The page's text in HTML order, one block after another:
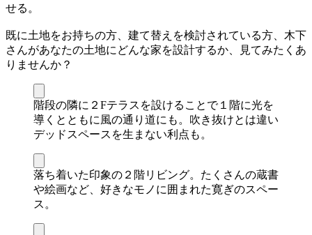
せる。
既に土地をお持ちの方、建て替えを検討されている方、木下
さんがあなたの土地にどんな家を設計するか、見てみたくあ
りませんか？
階段の隣に２Fテラスを設けることで１階に光を
導くとともに風の通り道にも。吹き抜けとは違い
デッドスペースを生まない利点も。
落ち着いた印象の２階リビング。たくさんの蔵書
や絵画など、好きなモノに囲まれた寛ぎのスペー
ス。